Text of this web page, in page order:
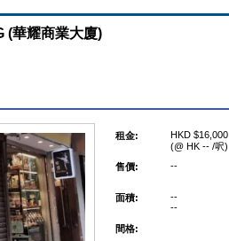
(華耀商業大廈)
租金:
HKD $16,000
(@ HK -- /呎)
售價:
--
面積:
--
--
間格: